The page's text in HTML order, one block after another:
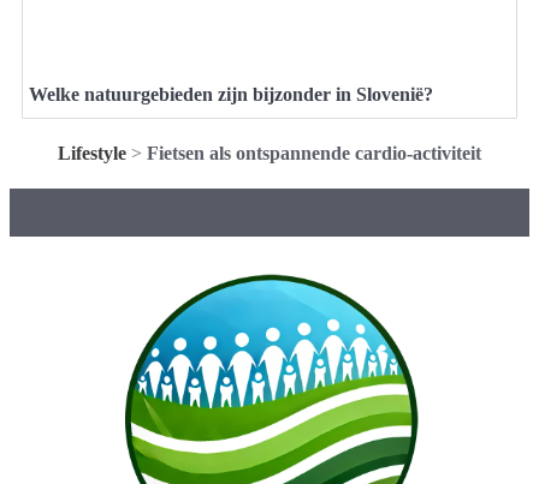
Welke natuurgebieden zijn bijzonder in Slovenië?
Lifestyle > Fietsen als ontspannende cardio-activiteit